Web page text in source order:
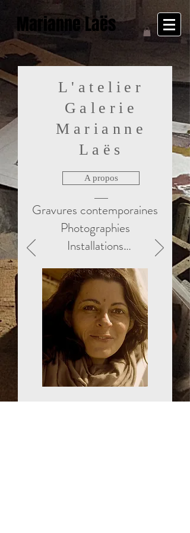
Marianne Laës
L'atelier
Galerie
Marianne
Laës
A propos
Gravures contemporaines
Photographies
Installations
Dessins, peintures